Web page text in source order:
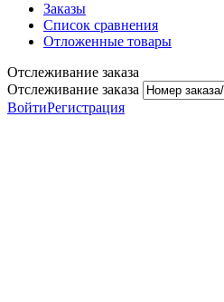
Заказы
Список сравнения
Отложенные товары
Отслеживание заказа
Отслеживание заказа
ВойтиРегистрация